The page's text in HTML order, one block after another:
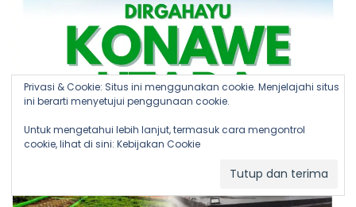
Privasi & Cookie: Situs ini menggunakan cookie. Menjelajahi situs
ini berarti menyetujui penggunaan cookie.
Untuk mengetahui lebih lanjut, termasuk cara mengontrol
cookie, lihat di sini: Kebijakan Cookie